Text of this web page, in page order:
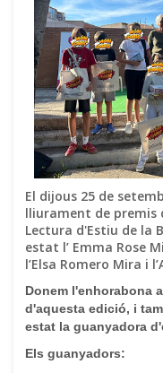
El dijous 25 de
lliurament de premis
Lectura d'Estiu de la
estat l’ Emma Rose
l’Elsa Romero Mira i
Donem l'enhorabona
d'aquesta edició, i
estat la guanyadora
Els guanyadors: